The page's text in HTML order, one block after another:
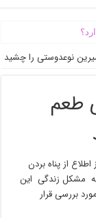
نوعدوستی را چشید
طعم
از پناه بردن
مشکل زندگی این
بررسی قرار